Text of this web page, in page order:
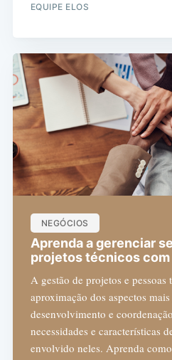
EQUIPE ELOS
NEGÓCIOS
Aprenda a gerenciar
projetos técnicos
A gestão de projetos e pessoas
aproximação dos aspectos
desenvolvimento e
necessidades e características
envolvido neles. Aprenda